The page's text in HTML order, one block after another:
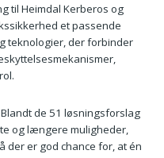
til Heimdal Kerberos og
et passende
teknologier, der forbinder
de 51 løsningsforslag
og længere muligheder,
der er god chance for, at én